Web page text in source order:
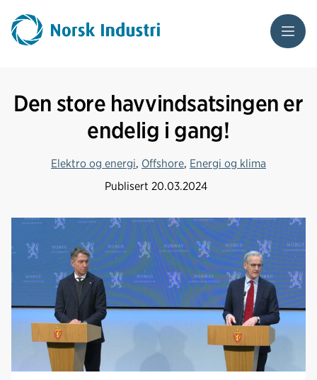
Meny
Den store havvindsatsingen er
endelig i gang!
Elektro og energi, Offshore, Energi og klima
Publisert 20.03.2024